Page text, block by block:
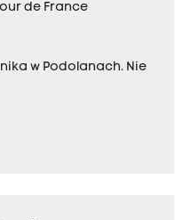
de France
w Podolanach. Nie